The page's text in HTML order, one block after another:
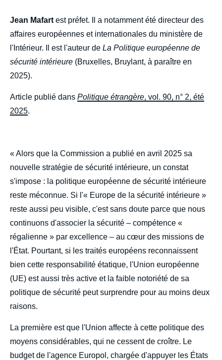
body
Jean Mafart est préfet. Il a notamment été directeur des
affaires européennes et internationales du ministère de
l'Intérieur. Il est l'auteur de La Politique européenne de
sécurité intérieure (Bruxelles, Bruylant, à paraître en
2025).
Article publié dans Politique étrangère, vol. 90, n° 2, été
2025.
« Alors que la Commission a publié en avril 2025 sa
nouvelle stratégie de sécurité intérieure, un constat
s'impose : la politique européenne de sécurité intérieure
reste méconnue. Si l'« Europe de la sécurité intérieure »
reste aussi peu visible, c'est sans doute parce que nous
continuons d'associer la sécurité – compétence «
régalienne » par excellence – au cœur des missions de
l'État. Pourtant, si les traités européens reconnaissent
bien cette responsabilité étatique, l'Union européenne
(UE) est aussi très active et la faible notoriété de sa
politique de sécurité peut surprendre pour au moins deux
raisons.
La première est que l'Union affecte à cette politique des
moyens considérables, qui ne cessent de croître. Le
budget de l'agence Europol, chargée d'appuyer les États